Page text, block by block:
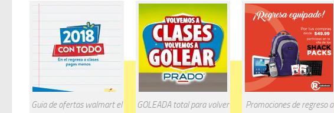
Guia de ofertas walmart el
GOLEADA total para volver
Promociones de regreso a